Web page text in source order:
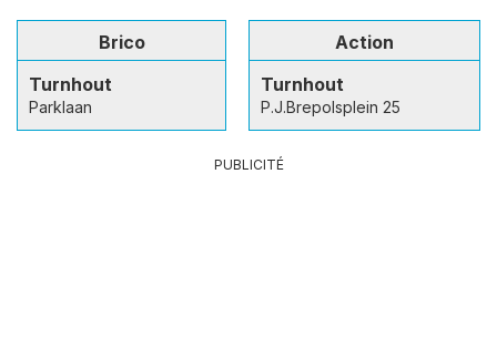
Brico
Turnhout
Parklaan
Action
Turnhout
P.J.Brepolsplein 25
PUBLICITÉ